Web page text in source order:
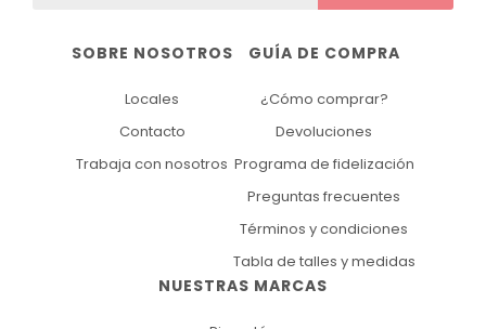
NUESTRAS MARCAS
GUÍA DE COMPRA
¿Cómo comprar?
Devoluciones
Programa de fidelización
Preguntas frecuentes
Términos y condiciones
Tabla de talles y medidas
SOBRE NOSOTROS
Locales
Contacto
Trabaja con nosotros